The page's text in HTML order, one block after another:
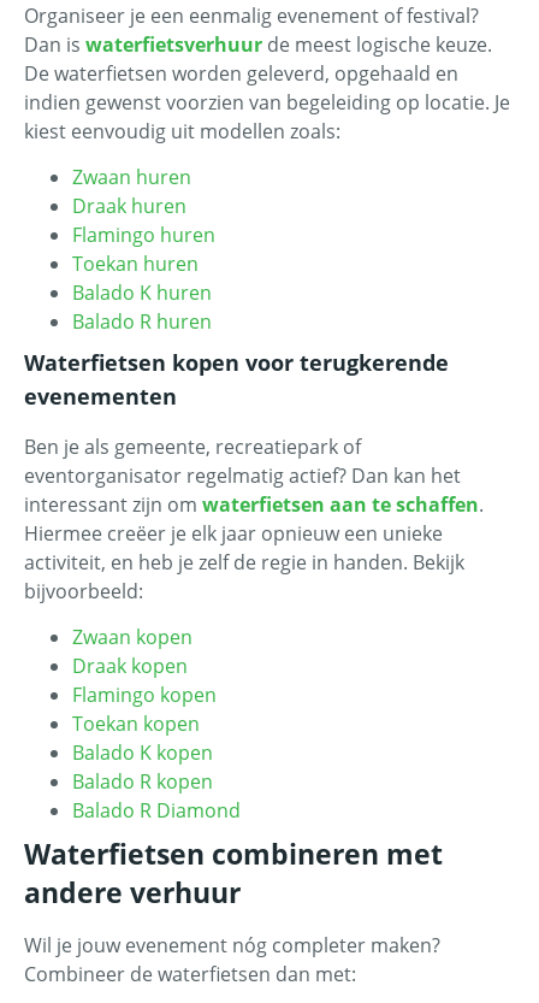
Organiseer je een eenmalig evenement of festival?
Dan is waterfietsverhuur de meest logische keuze.
De waterfietsen worden geleverd, opgehaald en
indien gewenst voorzien van begeleiding op locatie. Je
kiest eenvoudig uit modellen zoals:
Zwaan huren
Draak huren
Flamingo huren
Toekan huren
Balado K huren
Balado R huren
Waterfietsen kopen voor terugkerende
evenementen
Ben je als gemeente, recreatiepark of
eventorganisator regelmatig actief? Dan kan het
interessant zijn om waterfietsen aan te schaffen.
Hiermee creëer je elk jaar opnieuw een unieke
activiteit, en heb je zelf de regie in handen. Bekijk
bijvoorbeeld:
Zwaan kopen
Draak kopen
Flamingo kopen
Toekan kopen
Balado K kopen
Balado R kopen
Balado R Diamond
Waterfietsen combineren met
andere verhuur
Wil je jouw evenement nóg completer maken?
Combineer de waterfietsen dan met: